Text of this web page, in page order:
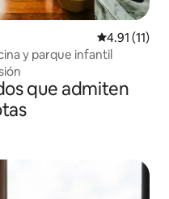
Calificación
4.91 (11)
y parque infantil
que admiten